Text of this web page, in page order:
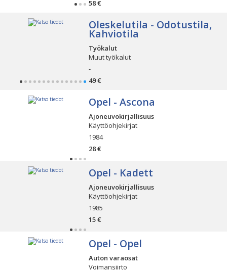
58 €
Oleskelutila - Odotustila,
Kahviotila
Työkalut
Muut työkalut
-
49 €
Opel - Ascona
Ajoneuvokirjallisuus
Käyttöohjekirjat
1984
28 €
Opel - Kadett
Ajoneuvokirjallisuus
Käyttöohjekirjat
1985
15 €
Opel - Opel
Auton varaosat
Voimansiirto